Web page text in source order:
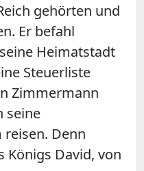
gehörten und
Er befahl
Heimatstadt
Steuerliste
Zimmermann
seine
Denn
Königs David, von